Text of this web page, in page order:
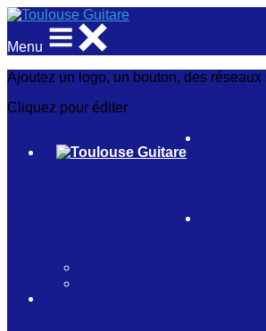
Menu
Ajoutez un logo, un bouton, des réseaux
Cliquez pour éditer